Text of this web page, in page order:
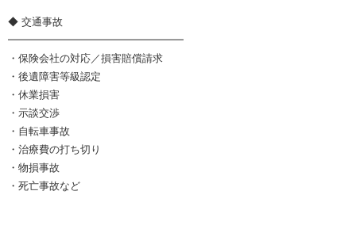
◆ 交通事故
━━━━━━━━━━━━━━━━━
・保険会社の対応／損害賠償請求
・後遺障害等級認定
・休業損害
・示談交渉
・自転車事故
・治療費の打ち切り
・物損事故
・死亡事故など